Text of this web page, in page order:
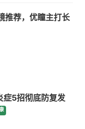
推荐，优瞳主打长
症5招彻底防复发